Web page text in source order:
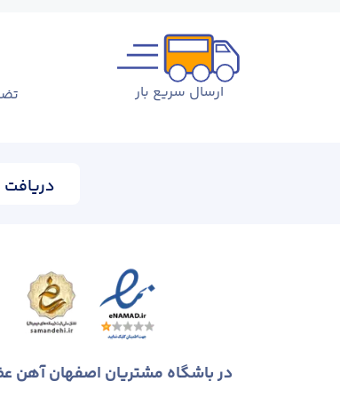
ارسال سریع بار
دریافت
در باشگاه مشتریان اصفهان آهن